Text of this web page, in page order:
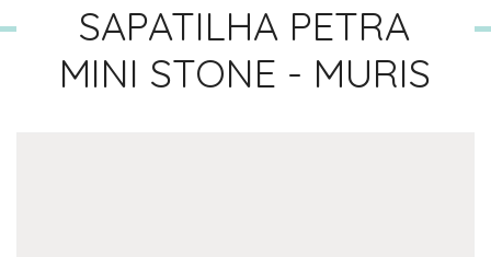
SAPATILHA PETRA
MINI STONE - MURIS